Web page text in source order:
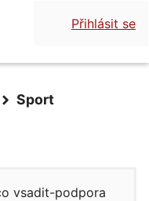
Přihlásit se
Sport
vsadit-podpora